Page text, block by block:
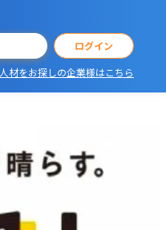
ログイン
人材をお探しの企業様はこちら